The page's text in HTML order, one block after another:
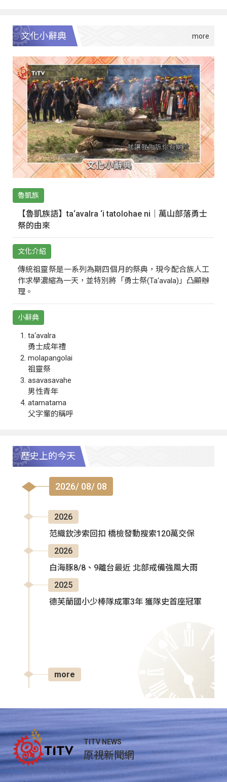
文化小辭典
魯凱族
【魯凱族語】ta‘avalra ‘i tatolohae ni｜萬山部落勇士
祭的由來
文化介紹
傳統祖靈祭是一系列為期四個月的祭典，現今配合族人工
作求學濃縮為一天，並特別將「勇士祭(Ta‘avala)」凸顯辦
理。
小辭典
ta‘avalra
勇士成年禮
molapangolai
祖靈祭
asavasavahe
男性青年
atamatama
父字輩的稱呼
歷史上的今天
2026/ 08/ 08
2026
范織欽涉索回扣 橋檢發動搜索120萬交保
2026
白海豚8/8、9離台最近 北部戒備強風大雨
2025
德芙蘭國小少棒隊成軍3年 獲隊史首座冠軍
more
TITV NEWS
原視新聞網